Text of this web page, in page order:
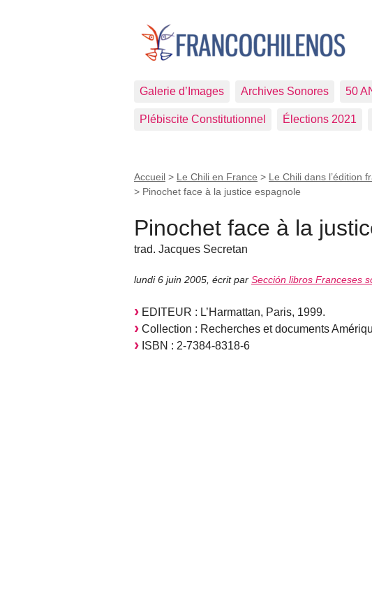
Galerie d’Images Archives Sonores 50
Plébiscite Constitutionnel Élections 2021
Accueil > Le Chili en France > Le Chili dans l’édition
> Pinochet face à la justice espagnole
Pinochet face à la
trad. Jacques Secretan
lundi 6 juin 2005 écrit par Sección libros Franceses
EDITEUR : L’Harmattan, Paris, 1999.
Collection : Recherches et documents
ISBN : 2-7384-8318-6